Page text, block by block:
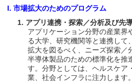
I. 市場拡大のためのプログラム
1. アプリ連携・探索／分析及び先
アプリケーション分野の産業界
る大学、研究機関等と連携して
拡大を図るべく、ニーズ探索／
半導体製品のための標準化を推
す。分野としては、ヘルスケア
業、社会インフラに注力します。